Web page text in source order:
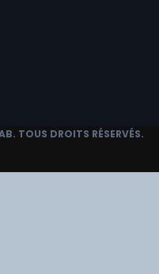
. TOUS DROITS RÉSERVÉS.